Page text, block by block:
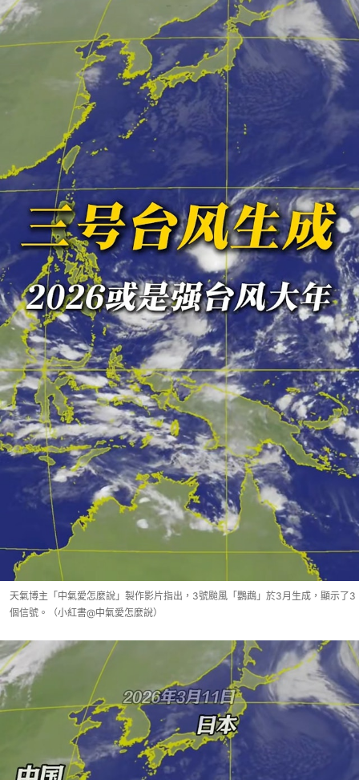
天氣博主「中氣愛怎麼說」製作影片指出，3號颱風「鸚鵡」於3月生成，顯示了3
個信號。（小紅書@中氣愛怎麼說）